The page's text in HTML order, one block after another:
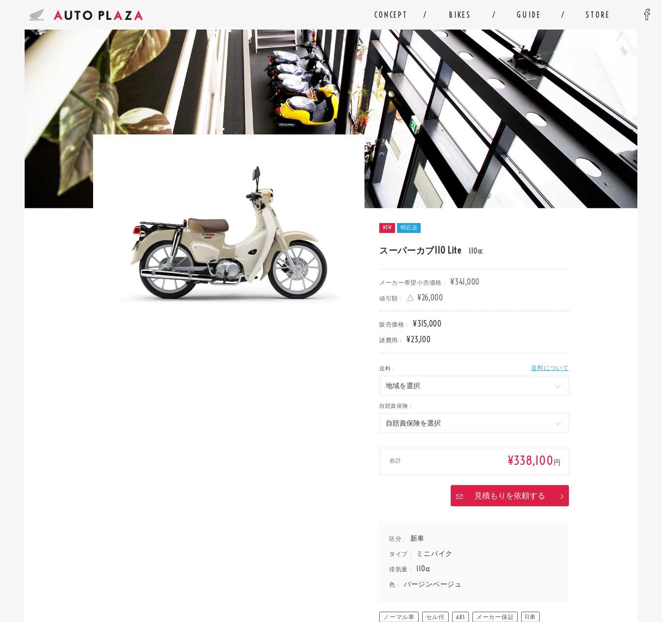
CONCEPT BIKES GUIDE STORE
NEW 明石店
スーパーカブ110 Lite 110cc
メーカー希望小売価格 : ¥341,000
値引額 : △ ¥26,000
販売価格 : ¥315,000
諸費用 : ¥23,100
送料 : 送料について
自賠責保険 :
合計 ¥338,100円
見積もりを依頼する
区分 : 新車
タイプ : ミニバイク
排気量 : 110cc
色 : バージンベージュ
ノーマル車 セル付 ABS メーカー保証
FI車
新車 中古車 明石店
タイプ
メーカー